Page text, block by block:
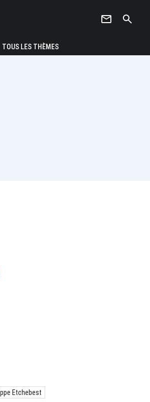
newsletter search
TOUS LES THÈMES
Etchebest